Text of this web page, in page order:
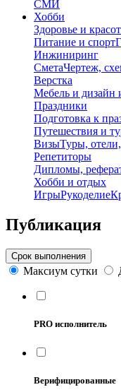
СМИ
Хобби
Здоровье и
Питание и спорт
Инжиниринг
СметаЧертеж,
Верстка
Мебель и дизайн
Праздники
Подготовка к
Путешествия и
ВизыТуры,
Репетиторы
Дипломы,
Хобби и отдых
ИгрыРукоделие
Публикация
Срок выполнения
Максиум сутки
PRO исполнитель
Верифицированные